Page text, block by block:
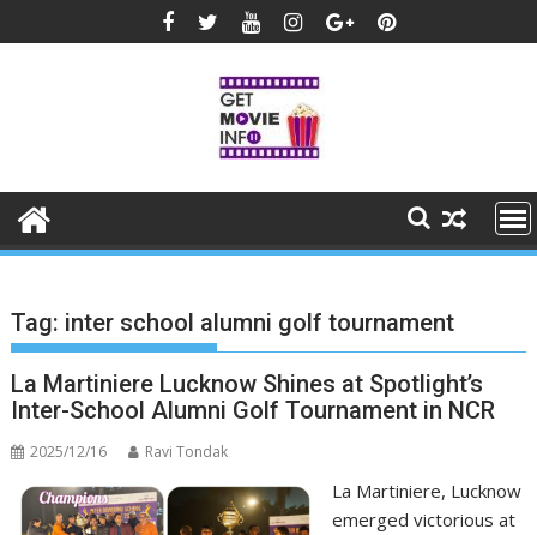
to
Tag: inter school alumni golf tournament
La Martiniere Lucknow Shines at Spotlight’s
Inter-School Alumni Golf Tournament in NCR
2025/12/16 Ravi Tondak
La Martiniere, Lucknow
emerged victorious at